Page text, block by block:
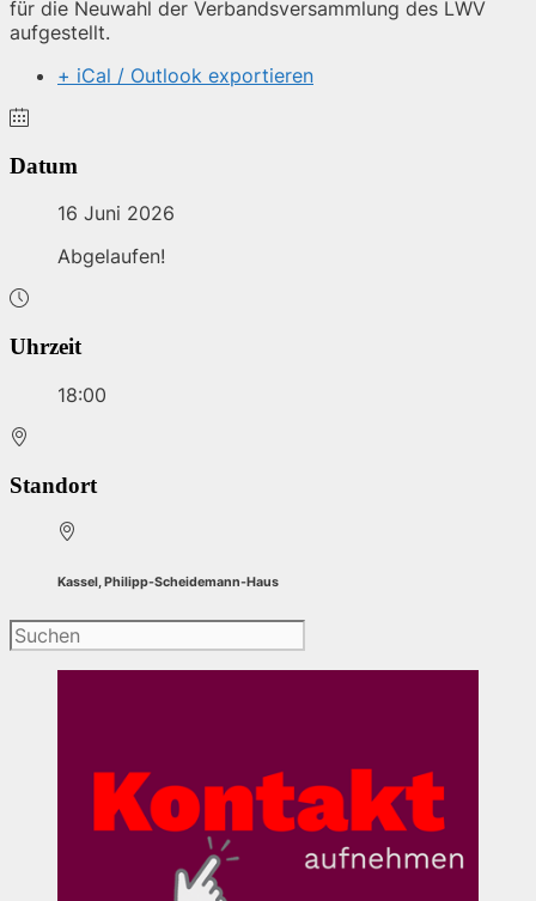
für die Neuwahl der Verbandsversammlung des LWV
aufgestellt.
+ iCal / Outlook exportieren
Datum
16 Juni 2026
Abgelaufen!
Uhrzeit
18:00
Standort
Kassel, Philipp-Scheidemann-Haus
Suchen